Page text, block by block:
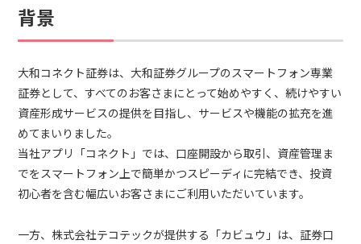
背景
大和コネクト証券は、大和証券グループのスマートフォン専業
証券として、すべてのお客さまにとって始めやすく、続けやすい
資産形成サービスの提供を目指し、サービスや機能の拡充を進
めてまいりました。
当社アプリ「コネクト」では、口座開設から取引、資産管理ま
でをスマートフォン上で簡単かつスピーディに完結でき、投資
初心者を含む幅広いお客さまにご利用いただいています。
一方、株式会社テコテックが提供する「カビュウ」は、証券口